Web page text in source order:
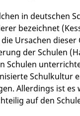
in deutschen
bezeichnet
Ursachen
der Schulen
Schulen
Schulkultur
Allerdings ist
auf den